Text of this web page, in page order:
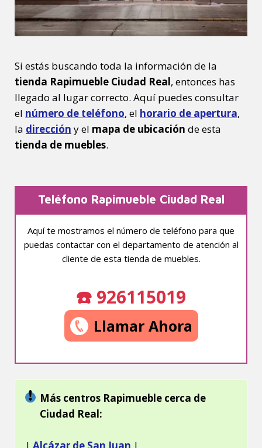
Si estás buscando toda la información de la
tienda Rapimueble Ciudad Real, entonces has
llegado al lugar correcto. Aquí puedes consultar
el número de teléfono, el horario de apertura,
la dirección y el mapa de ubicación de esta
tienda de muebles.
Teléfono Rapimueble Ciudad Real
Aquí te mostramos el número de teléfono para que
puedas contactar con el departamento de atención al
cliente de esta tienda de muebles.
☎️ 926115019
Llamar Ahora
Más centros Rapimueble cerca de
Ciudad Real: